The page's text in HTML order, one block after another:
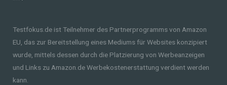
Testfokus.de ist Teilnehmer des Partnerprogramms von Amazon
EU, das zur Bereitstellung eines Mediums für Websites konzipiert
wurde, mittels dessen durch die Platzierung von Werbeanzeigen
und Links zu Amazon.de Werbekostenerstattung verdient werden
kann.